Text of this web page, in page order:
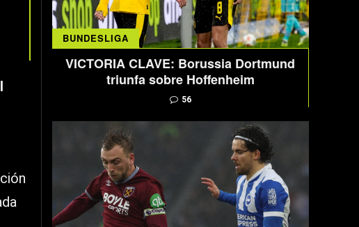
BUNDESLIGA
VICTORIA CLAVE: Borussia Dortmund
triunfa sobre Hoffenheim
56